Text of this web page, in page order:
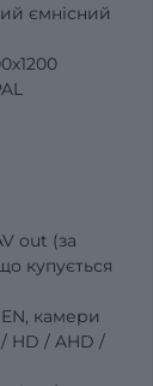
ємнісний
out (за
купується
камери
/ HD / AHD /